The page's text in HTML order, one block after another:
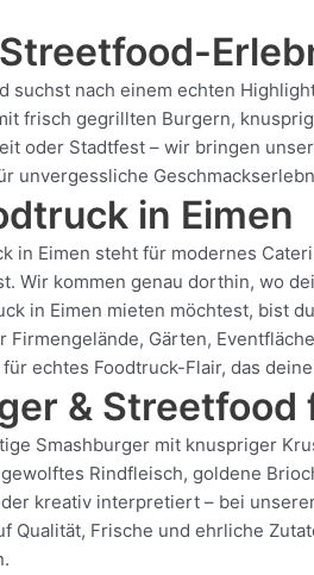
suchst nach einem echten
frisch gegrillten Burgern,
oder Stadtfest – wir bringen
unvergessliche
in Eimen
in Eimen steht für modernes
Wir kommen genau dorthin, wo
in Eimen mieten möchtest, bist
Firmengelände, Gärten,
echtes Foodtruck-Flair, das
& Streetfood
Smashburger mit knuspriger
Rindfleisch, goldene
kreativ interpretiert – bei
Qualität, Frische und ehrliche